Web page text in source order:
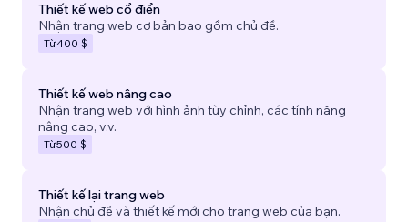
Thiết kế web cổ điển
Nhận trang web cơ bản bao gồm chủ đề.
Từ400 $
Thiết kế web nâng cao
Nhận trang web với hình ảnh tùy chỉnh, các tính năng
nâng cao, v.v.
Từ500 $
Thiết kế lại trang web
Nhận chủ đề và thiết kế mới cho trang web của bạn.